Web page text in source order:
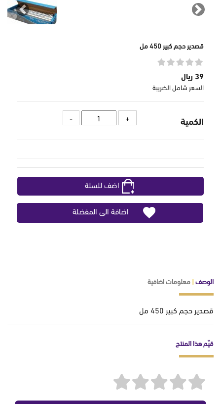
Next
قصدير حجم كبير 450 مل
39 ريال
السعر شامل الضريبة
الكمية
اضف للسلة
اضافة الى المفضلة
الوصف|معلومات اضافية
قصدير حجم كبير 450 مل
قيّم هذا المنتج